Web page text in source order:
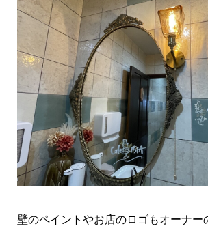
壁のペイントやお店のロゴもオーナー